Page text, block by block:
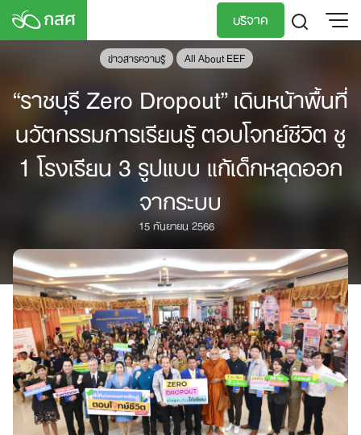
Skip
บริจาค
ข่าวสารความรู้ All About EEF
“ราชบุรี Zero Dropout” เดินหน้าพื้นที่
นวัตกรรมการเรียนรู้ ตอบโจทย์ชีวิต ชู
1 โรงเรียน 3 รูปแบบ แก้เด็กหลุดออก
จากระบบ
15 กันยายน 2566